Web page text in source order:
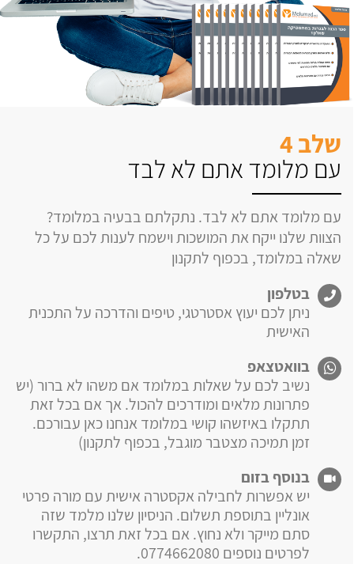
שלב 4
עם מלומד אתם לא לבד
עם מלומד אתם לא לבד. נתקלתם בבעיה במלומד?
הצוות שלנו ייקח את המושכות וישמח לענות לכם על כל
שאלה במלומד, בכפוף לתקנון
בטלפון
ניתן לכם יעוץ אסטרטגי, טיפים והדרכה על התכנית
האישית
בוואטצאפ
נשיב לכם על שאלות במלומד אם משהו לא ברור (יש
פתרונות מלאים ומודרכים להכול. אך אם בכל זאת
תתקלו באיזשהו קושי במלומד אנחנו כאן עבורכם.
זמן תמיכה מצטבר מוגבל, בכפוף לתקנון)
בנוסף בזום
יש אפשרות לחבילה אקסטרה אישית עם מורה פרטי
אונליין בתוספת תשלום. הניסיון שלנו מלמד שזה
סתם מייקר ולא נחוץ. אם בכל זאת תרצו, התקשרו
לפרטים נוספים 0774662080.